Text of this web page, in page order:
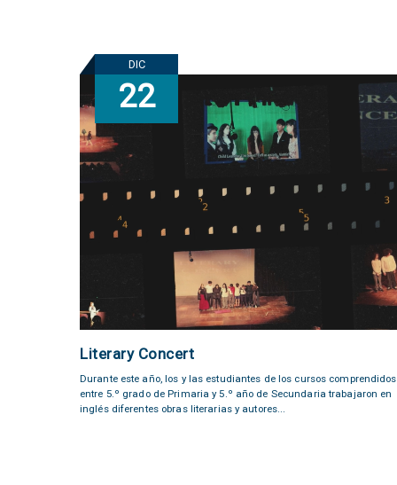
DIC
22
Literary Concert
Durante este año, los y las estudiantes de los cursos comprendidos
entre 5.º grado de Primaria y 5.º año de Secundaria trabajaron en
inglés diferentes obras literarias y autores...